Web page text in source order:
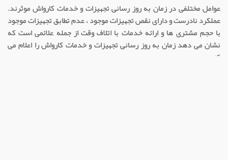
عوامل مختلفی در زمان به روز رسانی تجهیزات و خدمات کارواش موثرند.
عملکرد نادرست و دارای نقص تجهیزات موجود ، عدم تطابق تجهیزات موجود
با حجم مشتری ها و ارائه خدمات با اتلاف وقت از جمله علائمی است که
نشان می دهد زمان به روز رسانی تجهیزات و خدمات کارواش را اعلام می
کند.